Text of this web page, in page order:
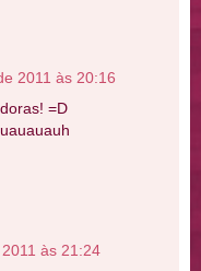
2011 às 20:16
=D
às 21:24